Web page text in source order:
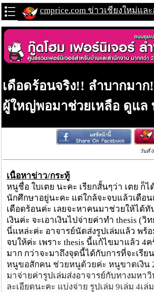
cmprice.com ข่าวเชียงใหม่แล
เดือดร้อนจริง!! ลำบากมา
ผู้ใหญ่พอมาช่วยเหลือ ดูแล
วันที่
เนื้อหาข่าว/กระทู้
หนูชื่อ ใบเตย นะคะ เรียกสั้นๆว่า เตย ก็ไ
นักศึกษาอยู่นะคะ แต่ใกล้จะจบแล้วเดือ
เดือดร้อนค่ะ เลยจะหาคนมาช่วยให้ได้ทั
เงินค่ะ จะเอาเงินไปจ่ายค่าทำ thesis (
นี่แหล่ะค่ะ อาจารย์นัดส่งรูปเล่มแล้ว พร้
จบให้ค่ะ เพราะ thesis นี้แก้ไขมาแล้ว 4ค
มาก กว่าจะมาถึงจุดนี้ได้กับการที่จะเรีย
หนูขอสักคน ช่วยหนูด้วยค่ะ หนูขาดเงิน
มาจ่ายค่ารูปเล่มส่งอาจารย์กับทางมหา
ละเอียดนะคะ แบ่งจ่าย รูปเล่ม 9เล่ม 4เ